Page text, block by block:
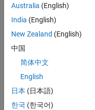
Solution
Stats
9595
Solutions
Australia (English)
India (English)
New Zealand (English)
中国
简体中文
English
日本 (日本語)
한국 (한국어)